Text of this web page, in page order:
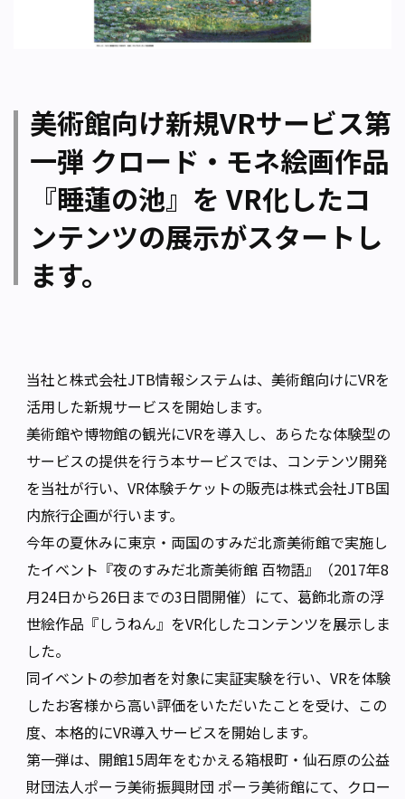
美術館向け新規VRサービス第
一弾 クロード・モネ絵画作品
『睡蓮の池』を VR化したコ
ンテンツの展示がスタートし
ます。
当社と株式会社JTB情報システムは、美術館向けにVRを
活用した新規サービスを開始します。
美術館や博物館の観光にVRを導入し、あらたな体験型の
サービスの提供を行う本サービスでは、コンテンツ開発
を当社が行い、VR体験チケットの販売は株式会社JTB国
内旅行企画が行います。
今年の夏休みに東京・両国のすみだ北斎美術館で実施し
たイベント『夜のすみだ北斎美術館 百物語』（2017年8
月24日から26日までの3日間開催）にて、葛飾北斎の浮
世絵作品『しうねん』をVR化したコンテンツを展示しま
した。
同イベントの参加者を対象に実証実験を行い、VRを体験
したお客様から高い評価をいただいたことを受け、この
度、本格的にVR導入サービスを開始します。
第一弾は、開館15周年をむかえる箱根町・仙石原の公益
財団法人ポーラ美術振興財団 ポーラ美術館にて、クロー